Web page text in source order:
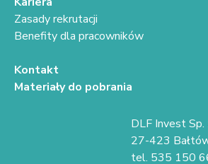
Zasady rekrutacji
Benefity dla pracowników
Kontakt
Materiały do pobrania
DLF Invest Sp.
27-423
tel. 535 150